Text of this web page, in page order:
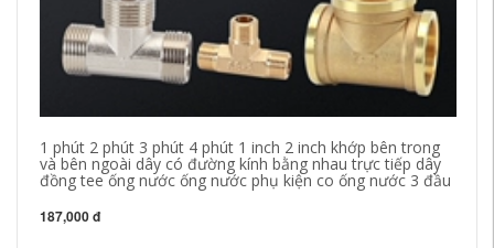
1 phút 2 phút 3 phút 4 phút 1 inch 2 inch khớp bên trong
và bên ngoài dây có đường kính bằng nhau trực tiếp dây
đồng tee ống nước ống nước phụ kiện co ống nước 3 đầu
187,000 đ